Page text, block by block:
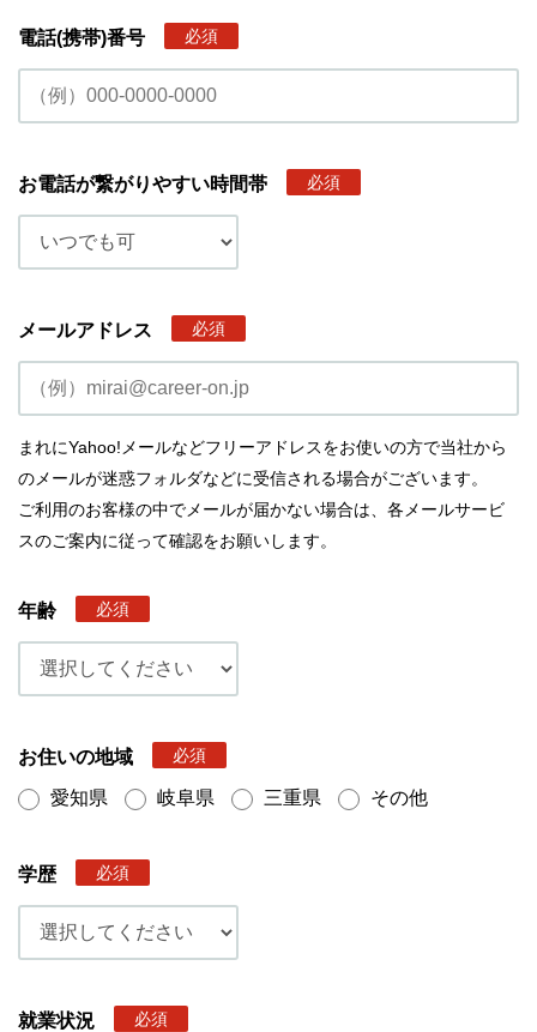
電話(携帯)番号 必須
お電話が繋がりやすい時間帯 必須
メールアドレス 必須
まれにYahoo!メールなどフリーアドレスをお使いの方で当社から
のメールが迷惑フォルダなどに受信される場合がございます。
ご利用のお客様の中でメールが届かない場合は、各メールサービ
スのご案内に従って確認をお願いします。
年齢 必須
お住いの地域 必須
愛知県 岐阜県 三重県 その他
学歴 必須
就業状況 必須